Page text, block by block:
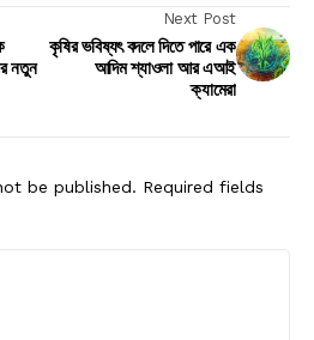
নতুন
Next Post
কৃষির ভবিষ্যৎ বদলে দিতে পারে এক
আদিম শ্যাওলা আর এআই
ক্যামেরা
be published. Required fields